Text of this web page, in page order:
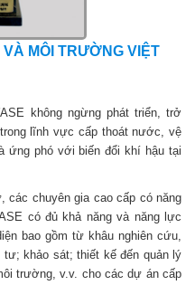
MÔI TRƯỜNG VIỆT
không ngừng phát triển, trở
lĩnh vực cấp thoát nước, vệ
ứng phó với biến đổi khí hậu tại
chuyên gia cao cấp có năng
có đủ khả năng và năng lực
bao gồm từ khâu nghiên cứu,
tư; khảo sát; thiết kế đến quản lý
trường, v.v. cho các dự án cấp